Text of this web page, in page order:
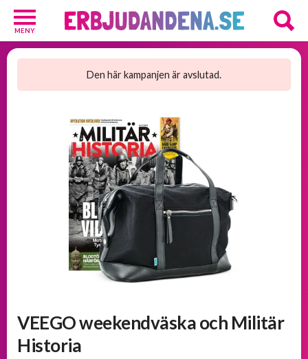
MENY
Den här kampanjen är avslutad.
VEEGO weekendväska och Militär
Historia
Barn
Kosttillskott
Underkläder
välkomsterbjudanden